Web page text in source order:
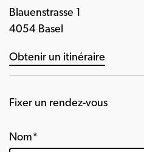
Blauenstrasse 1
4054 Basel
Obtenir un itinéraire
Fixer un rendez-vous
Nom*